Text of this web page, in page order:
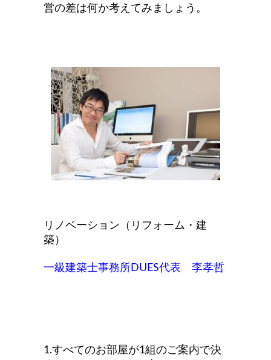
営の差は何か考えてみましょう。
リノベーション（リフォーム・建
築）
一級建築士事務所DUES代表 李孝哲
1.すべてのお部屋が1組のご案内で決